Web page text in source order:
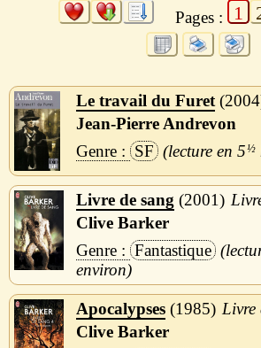
Pages : 1
Le travail du Furet 2004
Jean-Pierre Andrevon
SF
5½
Livre de sang 2001
Clive Barker
Fantastique
Apocalypses 1985
Livre
Clive Barker